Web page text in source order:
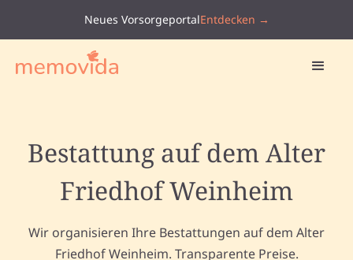
Neues VorsorgeportalEntdecken →
Bestattung auf dem Alter
Friedhof Weinheim
Wir organisieren Ihre Bestattungen auf dem Alter
Friedhof Weinheim. Transparente Preise.